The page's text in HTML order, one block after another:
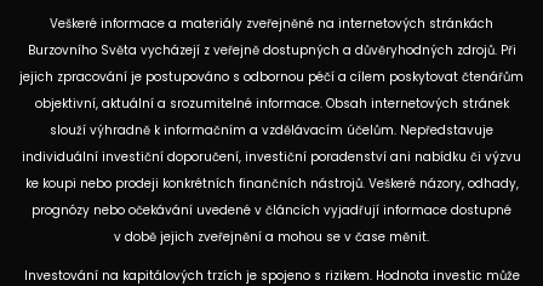
Veškeré informace a materiály zveřejněné na internetových stránkách
Burzovního Světa vycházejí z veřejně dostupných a důvěryhodných zdrojů. Při
jejich zpracování je postupováno s odbornou péčí a cílem poskytovat čtenářům
objektivní, aktuální a srozumitelné informace. Obsah internetových stránek
slouží výhradně k informačním a vzdělávacím účelům. Nepředstavuje
individuální investiční doporučení, investiční poradenství ani nabídku či výzvu
ke koupi nebo prodeji konkrétních finančních nástrojů. Veškeré názory, odhady,
prognózy nebo očekávání uvedené v článcích vyjadřují informace dostupné
v době jejich zveřejnění a mohou se v čase měnit.
Investování na kapitálových trzích je spojeno s rizikem. Hodnota investic může